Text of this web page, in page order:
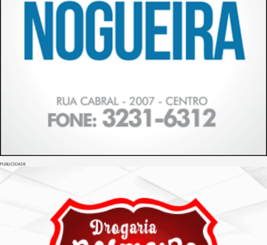
PUBLICIDADE